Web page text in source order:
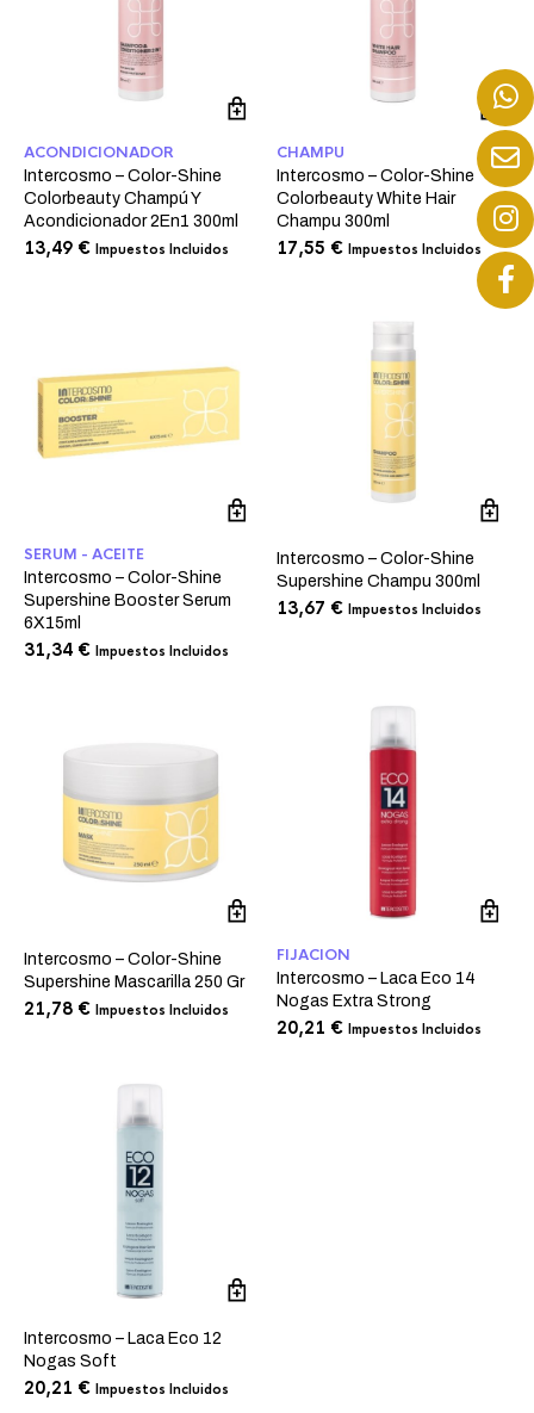
ACONDICIONADOR
Intercosmo – Color-Shine
Colorbeauty Champú Y
Acondicionador 2En1 300ml
13,49 € Impuestos Incluidos
CHAMPU
Intercosmo – Color-Shine
Colorbeauty White Hair
Champu 300ml
17,55 € Impuestos Incluidos
SERUM - ACEITE
Intercosmo – Color-Shine
Supershine Booster Serum
6X15ml
31,34 € Impuestos Incluidos
Intercosmo – Color-Shine
Supershine Champu 300ml
13,67 € Impuestos Incluidos
Intercosmo – Color-Shine
Supershine Mascarilla 250 Gr
21,78 € Impuestos Incluidos
FIJACION
Intercosmo – Laca Eco 14
Nogas Extra Strong
20,21 € Impuestos Incluidos
Intercosmo – Laca Eco 12
Nogas Soft
20,21 € Impuestos Incluidos